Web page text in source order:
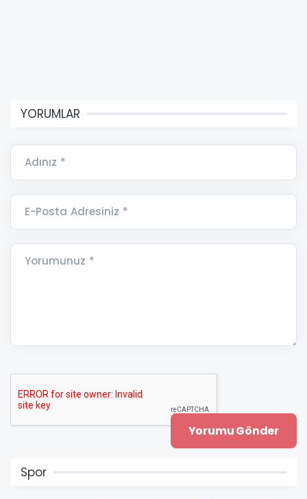
YORUMLAR
Adınız *
E-Posta Adresiniz *
Yorumunuz *
Spor